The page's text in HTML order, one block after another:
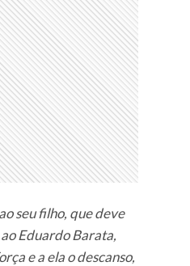
seu filho, que deve
Eduardo Barata,
e a ela o descanso,